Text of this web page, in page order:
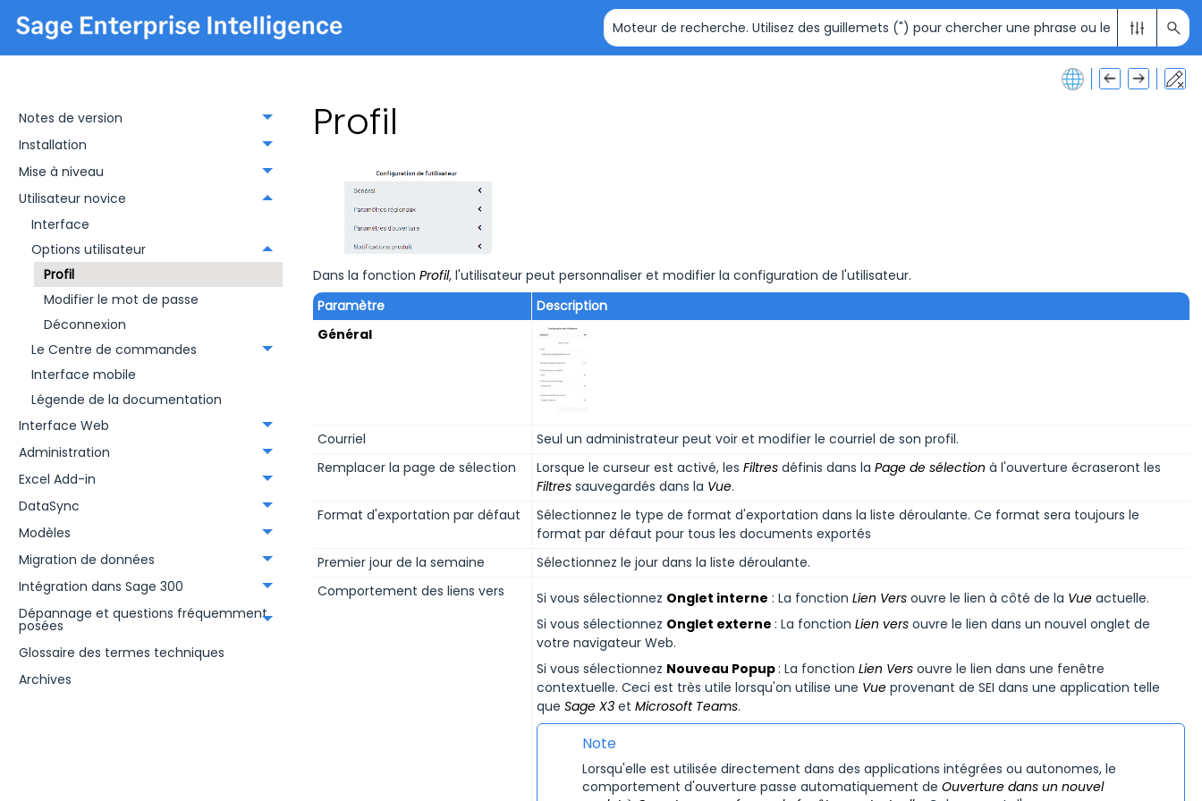
Passer au contenu principal
Notes de version
Installation
Mise à niveau
Utilisateur novice
Interface
Options utilisateur
Profil
Modifier le mot de passe
Déconnexion
Le Centre de commandes
Interface mobile
Légende de la documentation
Interface Web
Administration
Excel Add-in
DataSync
Modèles
Migration de données
Intégration dans Sage 300
Dépannage et questions fréquemment
posées
Glossaire des termes techniques
Archives
Profil
Dans la fonction Profil, l'utilisateur peut personnaliser et modifier la configuration de l'utilisateur.
Paramètre
Description
Général
Courriel
Seul un administrateur peut voir et modifier le courriel de son profil.
Remplacer la page de sélection
Lorsque le curseur est activé, les Filtres définis dans la Page de sélection à l'ouverture écraseront les
Filtres sauvegardés dans la Vue.
Format d'exportation par défaut
Sélectionnez le type de format d'exportation dans la liste déroulante. Ce format sera toujours le
format par défaut pour tous les documents exportés
Premier jour de la semaine
Sélectionnez le jour dans la liste déroulante.
Comportement des liens vers
Si vous sélectionnez Onglet interne : La fonction Lien Vers ouvre le lien à côté de la Vue actuelle.
Si vous sélectionnez Onglet externe : La fonction Lien vers ouvre le lien dans un nouvel onglet de
votre navigateur Web.
Si vous sélectionnez Nouveau Popup: La fonction Lien Vers ouvre le lien dans une fenêtre
contextuelle. Ceci est très utile lorsqu'on utilise une Vue provenant de SEI dans une application telle
que Sage X3 et Microsoft Teams.
Note
Lorsqu'elle est utilisée directement dans des applications intégrées ou autonomes, le
comportement d'ouverture passe automatiquement de Ouverture dans un nouvel